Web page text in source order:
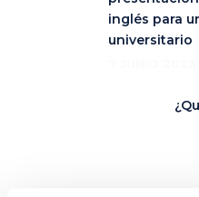
inglés para
universitario